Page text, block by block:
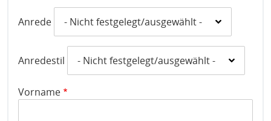
Anrede
Anredestil
Vorname